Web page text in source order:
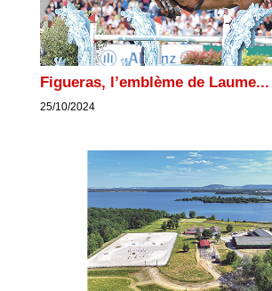
Figueras, l’emblème de Laume...
25/10/2024